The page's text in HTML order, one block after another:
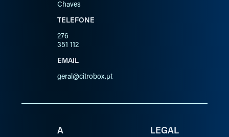
A
Chaves
TELEFONE
276
351 112
EMAIL
geral@citrobox.pt
LEGAL